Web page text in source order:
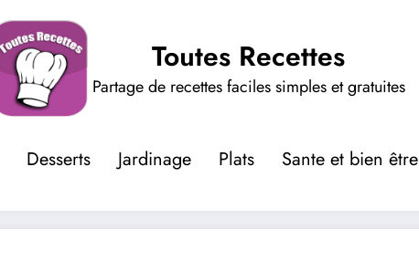
Toutes Recettes
Partage de recettes faciles simples et gratuites
Desserts Jardinage Plats Sante et bien être